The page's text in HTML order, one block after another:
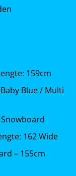
159cm
Blue / Multi
162 Wide
– 155cm